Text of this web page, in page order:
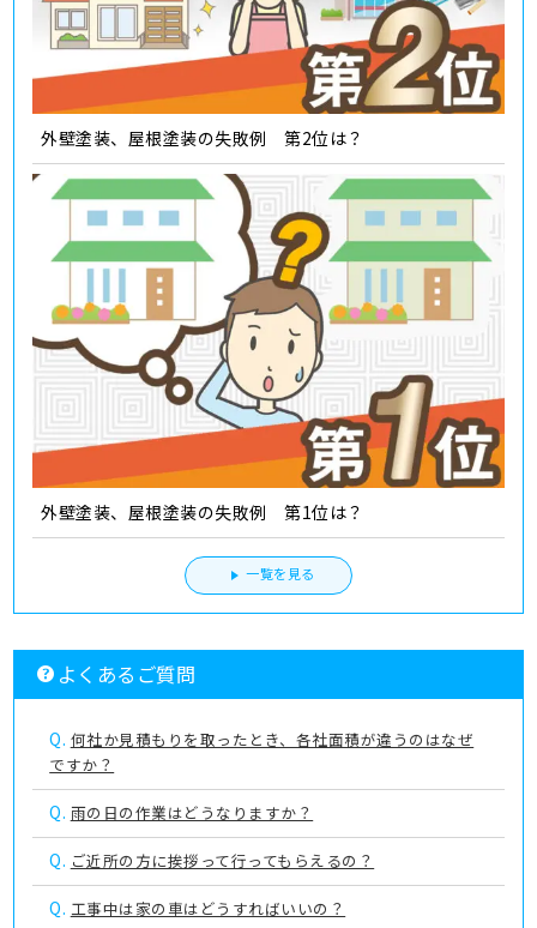
外壁塗装、屋根塗装の失敗例 第2位は？
外壁塗装、屋根塗装の失敗例 第1位は？
一覧を見る
よくあるご質問
Q. 何社か見積もりを取ったとき、各社面積が違うのはなぜ
ですか？
Q. 雨の日の作業はどうなりますか？
Q. ご近所の方に挨拶って行ってもらえるの？
Q. 工事中は家の車はどうすればいいの？